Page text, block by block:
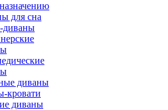
для сна
диваны
кровати
диваны